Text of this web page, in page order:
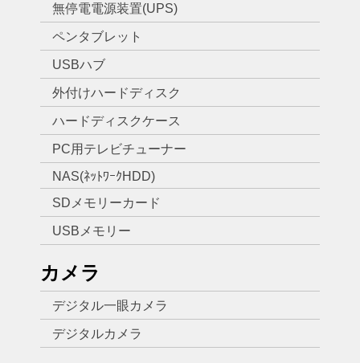
無停電電源装置(UPS)
ペンタブレット
USBハブ
外付けハードディスク
ハードディスクケース
PC用テレビチューナー
NAS(ﾈｯﾄﾜｰｸHDD)
SDメモリーカード
USBメモリー
カメラ
デジタル一眼カメラ
デジタルカメラ